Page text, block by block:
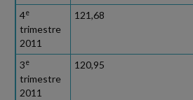
4e
trimestre
2011
121,68
3e
trimestre
2011
120,95